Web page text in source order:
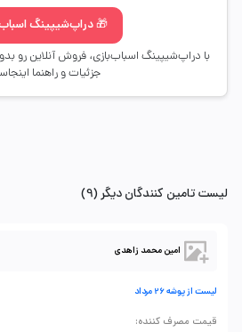
🎁 دراپ‌شیپینگ
با دراپ‌شیپینگ اسباب‌بازی، فروش آنلاین رو
جزئیات و راهنما
لیست تامین کنندگان دیگر (9)
امین محمد زاهدی
لیست از پوشه 26 مرداد
قیمت مصرف کننده: